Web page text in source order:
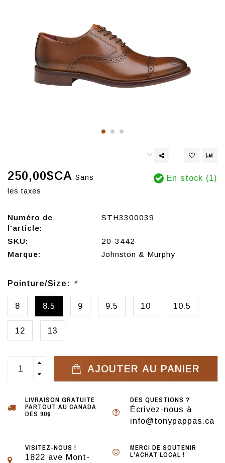
250,00$CA Sans
les taxes
En stock (1)
Numéro de
l'article:
STH3300039
SKU:
20-3442
Marque:
Johnston & Murphy
Pointure/Size: *
8 8.5 9 9.5 10 10.5
12 13
AJOUTER AU PANIER
LIVRAISON GRATUITE
PARTOUT AU CANADA
DÈS 90$
DES QUESTIONS ?
Écrivez-nous à
info@tonypappas.ca
VISITEZ-NOUS !
1822 ave Mont-
MERCI DE SOUTENIR
L'ACHAT LOCAL !